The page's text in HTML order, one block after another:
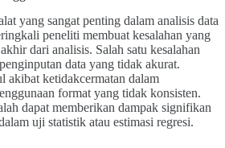
yang sangat penting dalam analisis data
peneliti membuat kesalahan yang
dari analisis. Salah satu kesalahan
data yang tidak akurat.
akibat ketidakcermatan dalam
format yang tidak konsisten.
dapat memberikan dampak signifikan
uji statistik atau estimasi regresi.